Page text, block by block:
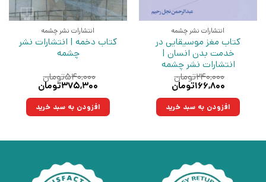
انتشارات نشر چشمه
کتاب مغز موسیقایی در
خدمت بدن انسان |
انتشارات نشر چشمه
۲۴۰,۰۰۰تومان
قیمت
۲۴۰,۰۰۰تومان
بود.
۱۶۶,۸۰۰تومان
۱۶۶,۸۰۰تومان.افزودن به سبد خرید
انتشارات نشر چشمه
کتاب دخمه | انتشارات نشر
چشمه
۵۴۰,۰۰۰تومان
قیمت
۵۴۰,۰۰۰تومان
بود.
۳۷۵,۳۰۰تومان
۳۷۵,۳۰۰تومان.افزودن به سبد خرید